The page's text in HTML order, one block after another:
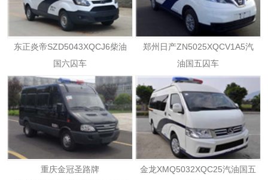
东正炎帝SZD5043XQCJ6柴油
国六囚车
郑州日产ZN5025XQCV1A5汽
油国五囚车
重庆金冠圣路牌
金龙XMQ5032XQC25汽油国五